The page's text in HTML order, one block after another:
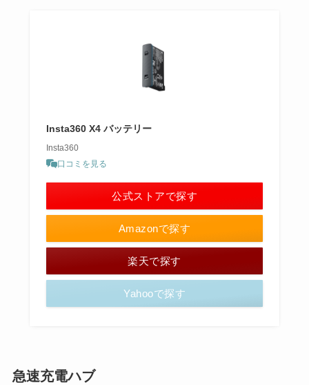
Insta360 X4 バッテリー
Insta360
口コミを見る
Amazonで探す
楽天で探す
Yahooで探す
公式ストアで探す
急速充電ハブ